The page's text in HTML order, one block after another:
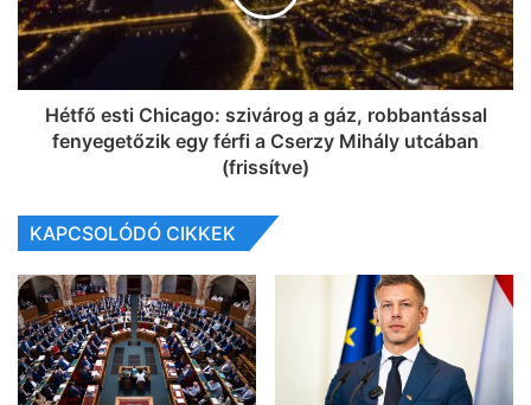
Hétfő esti Chicago: szivárog a gáz, robbantással
fenyegetőzik egy férfi a Cserzy Mihály utcában
(frissítve)
KAPCSOLÓDÓ CIKKEK